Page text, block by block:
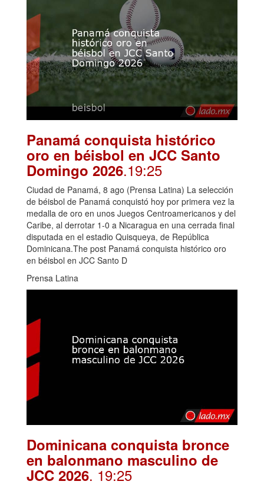
Panamá conquista histórico
oro en béisbol en JCC Santo
Domingo 2026.19:25
Ciudad de Panamá, 8 ago (Prensa Latina) La selección
de béisbol de Panamá conquistó hoy por primera vez la
medalla de oro en unos Juegos Centroamericanos y del
Caribe, al derrotar 1-0 a Nicaragua en una cerrada final
disputada en el estadio Quisqueya, de República
Dominicana.The post Panamá conquista histórico oro
en béisbol en JCC Santo D
Prensa Latina
Dominicana conquista bronce
en balonmano masculino de
JCC 2026. 19:25